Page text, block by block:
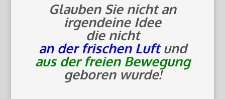
Glauben Sie nicht an
irgendeine Idee
die nicht
an der frischen Luftund
aus der freien Bewegung
geboren wurde!